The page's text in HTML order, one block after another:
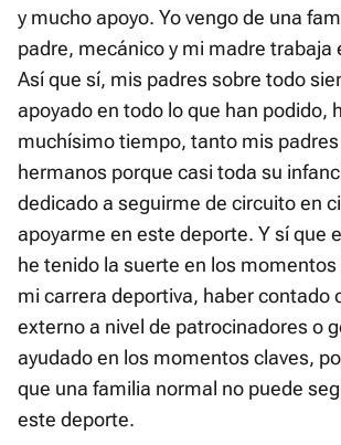
y mucho apoyo. Yo vengo de una
padre, mecánico y mi madre trabaja
Así que sí, mis padres sobre todo
apoyado en todo lo que han podido,
muchísimo tiempo, tanto mis
hermanos porque casi toda su
dedicado a seguirme de circuito en
apoyarme en este deporte. Y sí que
he tenido la suerte en los
mi carrera deportiva, haber contado
externo a nivel de patrocinadores o
ayudado en los momentos claves,
que una familia normal no puede
este deporte.